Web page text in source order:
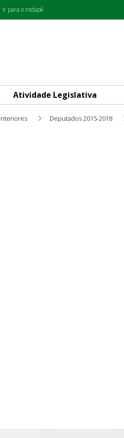
Ir para o rodapé
Atividade Legislativa
Deputados 2015-2018